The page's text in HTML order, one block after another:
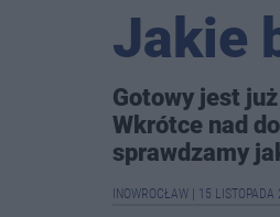
Jakie
Gotowy jest
Wkrótce nad
sprawdzamy
INOWROCŁAW 15